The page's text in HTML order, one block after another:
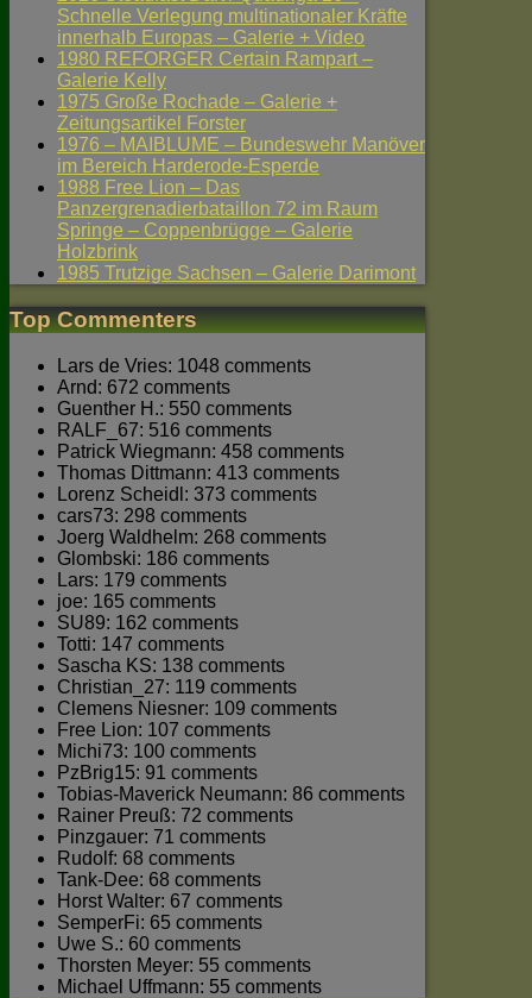
Schnelle Verlegung multinationaler Kräfte
innerhalb Europas – Galerie + Video
1980 REFORGER Certain Rampart –
Galerie Kelly
1975 Große Rochade – Galerie +
Zeitungsartikel Forster
1976 – MAIBLUME – Bundeswehr Manöver
im Bereich Harderode-Esperde
1988 Free Lion – Das
Panzergrenadierbataillon 72 im Raum
Springe – Coppenbrügge – Galerie
Holzbrink
1985 Trutzige Sachsen – Galerie Darimont
Top Commenters
Lars de Vries: 1048 comments
Arnd: 672 comments
Guenther H.: 550 comments
RALF_67: 516 comments
Patrick Wiegmann: 458 comments
Thomas Dittmann: 413 comments
Lorenz Scheidl: 373 comments
cars73: 298 comments
Joerg Waldhelm: 268 comments
Glombski: 186 comments
Lars: 179 comments
joe: 165 comments
SU89: 162 comments
Totti: 147 comments
Sascha KS: 138 comments
Christian_27: 119 comments
Clemens Niesner: 109 comments
Free Lion: 107 comments
Michi73: 100 comments
PzBrig15: 91 comments
Tobias-Maverick Neumann: 86 comments
Rainer Preuß: 72 comments
Pinzgauer: 71 comments
Rudolf: 68 comments
Tank-Dee: 68 comments
Horst Walter: 67 comments
SemperFi: 65 comments
Uwe S.: 60 comments
Thorsten Meyer: 55 comments
Michael Uffmann: 55 comments